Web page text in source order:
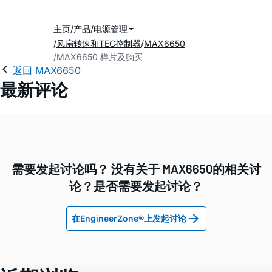
主页 产品 电源管理
风扇转速和TEC控制器 MAX6650
MAX6650 样片及购买
返回 MAX6650
最新评论
需要发起讨论吗？ 没有关于 MAX6650的相关讨
论？是否需要发起讨论？
在EngineerZone®上发起讨论